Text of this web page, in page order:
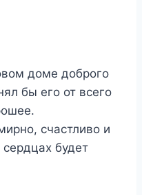
доме доброго
бы его от всего
счастливо и
будет